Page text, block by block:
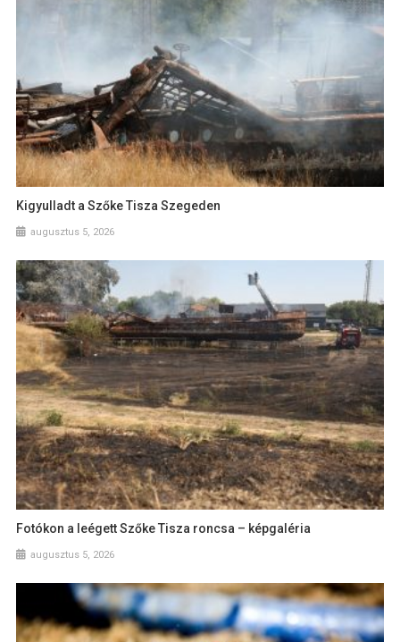
Kigyulladt a Szőke Tisza Szegeden
augusztus 5, 2026
Fotókon a leégett Szőke Tisza roncsa – képgaléria
augusztus 5, 2026